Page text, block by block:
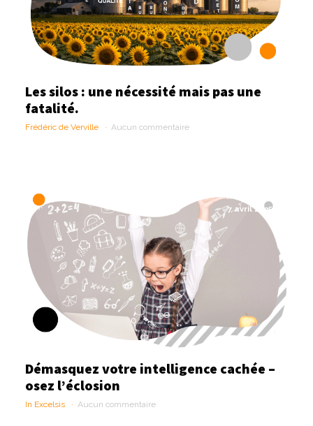
Les silos : une nécessité mais pas une
fatalité.
Frédéric de Verville Aucun commentaire
7 avril 2025
Démasquez votre intelligence cachée –
osez l’éclosion
In Excelsis Aucun commentaire